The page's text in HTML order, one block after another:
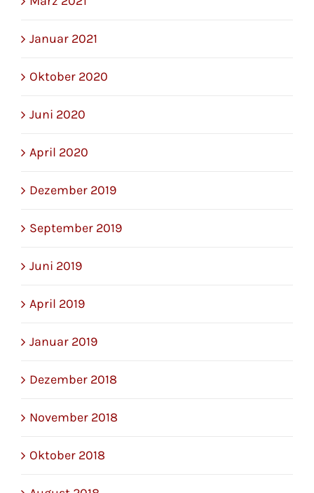
Januar 2021
Oktober 2020
Juni 2020
April 2020
Dezember 2019
September 2019
Juni 2019
April 2019
Januar 2019
Dezember 2018
November 2018
Oktober 2018